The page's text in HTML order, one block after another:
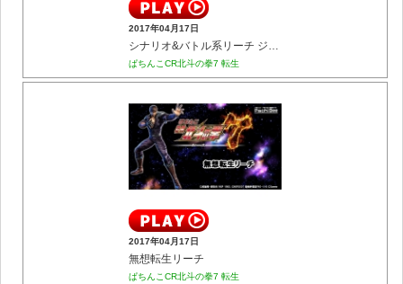
2017年04月17日
シナリオ&バトル系リーチ ジャギリーチ
ぱちんこCR北斗の拳7 転生
2017年04月17日
無想転生リーチ
ぱちんこCR北斗の拳7 転生